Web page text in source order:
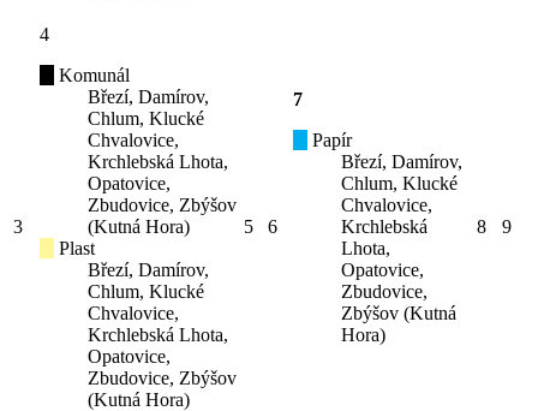
3
4
Komunál
Březí, Damírov,
Chlum, Klucké
Chvalovice,
Krchlebská Lhota,
Opatovice,
Zbudovice, Zbýšov
(Kutná Hora)
Plast
Březí, Damírov,
Chlum, Klucké
Chvalovice,
Krchlebská Lhota,
Opatovice,
Zbudovice, Zbýšov
(Kutná Hora)
5 6
7
Papír
Březí, Damírov,
Chlum, Klucké
Chvalovice,
Krchlebská
Lhota,
Opatovice,
Zbudovice,
Zbýšov (Kutná
Hora)
8 9